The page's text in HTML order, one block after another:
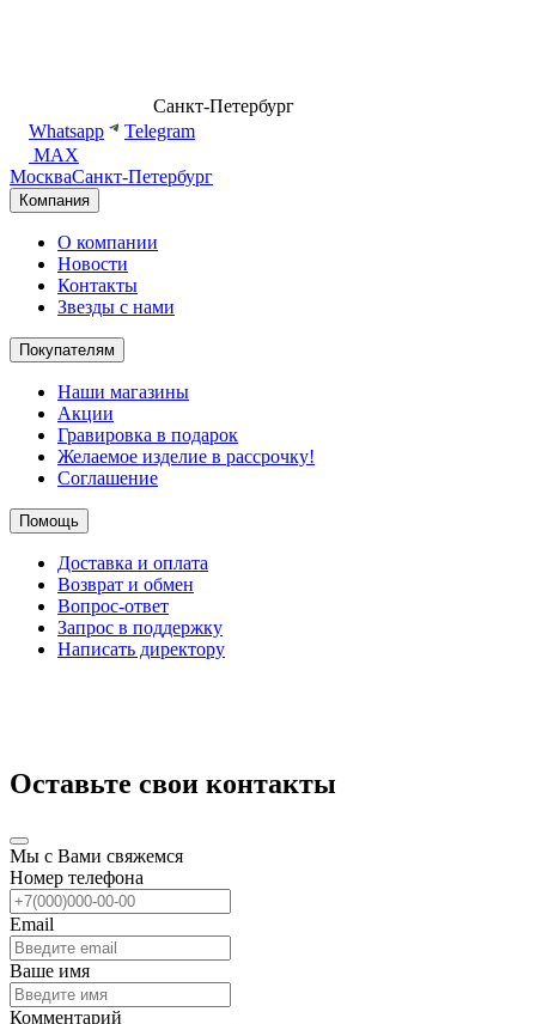
Санкт-Петербург
Whatsapp
Telegram
MAX
МоскваСанкт-Петербург
Компания
О компании
Новости
Контакты
Звезды с нами
Покупателям
Наши магазины
Акции
Гравировка в подарок
Желаемое изделие в рассрочку!
Соглашение
Помощь
Доставка и оплата
Возврат и обмен
Вопрос-ответ
Запрос в поддержку
Написать директору
Оставьте свои контакты
Мы с Вами свяжемся
Номер телефона
Email
Ваше имя
Комментарий